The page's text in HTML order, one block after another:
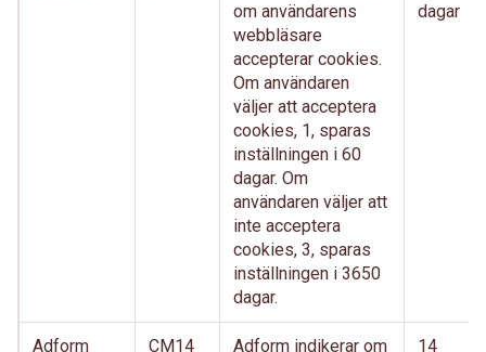
om användarens
webbläsare
accepterar cookies.
Om användaren
väljer att acceptera
cookies, 1, sparas
inställningen i 60
dagar. Om
användaren väljer att
inte acceptera
cookies, 3, sparas
inställningen i 3650
dagar.
dagar
Adform CM14 Adform indikerar om 14